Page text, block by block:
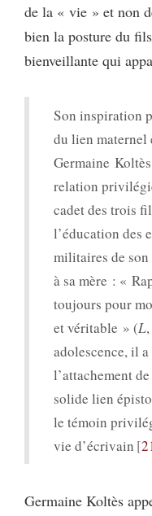
de la « vie » et non
bien la posture du
bienveillante qui
Son inspiration
du lien maternel
Germaine
relation
cadet des trois
l’éducation des
militaires de
à sa mère : «
toujours pour
et véritable » (L
adolescence, il
l’attachement
solide lien
le témoin
vie d’écrivain
Germaine Koltès